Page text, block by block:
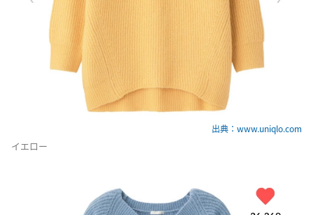
出典：www.uniqlo.com
イエロー